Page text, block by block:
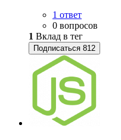
1 ответ
0 вопросов
1 Вклад в тег
Подписаться 812